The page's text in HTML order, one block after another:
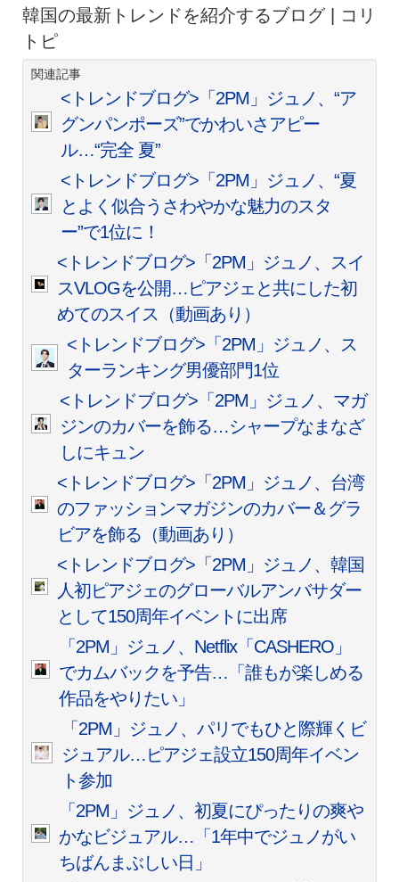
韓国の最新トレンドを紹介するブログ | コリ
トピ
関連記事
<トレンドブログ>「2PM」ジュノ、“ア
グンパンポーズ”でかわいさアピー
ル…“完全 夏”
<トレンドブログ>「2PM」ジュノ、“夏
とよく似合うさわやかな魅力のスタ
ー”で1位に！
<トレンドブログ>「2PM」ジュノ、スイ
スVLOGを公開…ピアジェと共にした初
めてのスイス（動画あり）
<トレンドブログ>「2PM」ジュノ、ス
ターランキング男優部門1位
<トレンドブログ>「2PM」ジュノ、マガ
ジンのカバーを飾る…シャープなまなざ
しにキュン
<トレンドブログ>「2PM」ジュノ、台湾
のファッションマガジンのカバー＆グラ
ビアを飾る（動画あり）
<トレンドブログ>「2PM」ジュノ、韓国
人初ピアジェのグローバルアンバサダー
として150周年イベントに出席
「2PM」ジュノ、Netflix「CASHERO」
でカムバックを予告…「誰もが楽しめる
作品をやりたい」
「2PM」ジュノ、パリでもひと際輝くビ
ジュアル…ピアジェ設立150周年イベン
ト参加
「2PM」ジュノ、初夏にぴったりの爽や
かなビジュアル…「1年中でジュノがい
ちばんまぶしい日」